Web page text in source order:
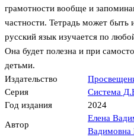
грамотности вообще и
частности. Тетрадь может быть
русский язык изучается по
Она будет полезна и при
детьми.
Издательство
Серия
Система
Год издания
2024
Автор
Елена
Вадимовна